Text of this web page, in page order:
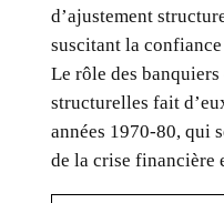
d’ajustement
suscitant la
Le rôle des
structurelles fait
années 1970-80, qui
de la crise financière